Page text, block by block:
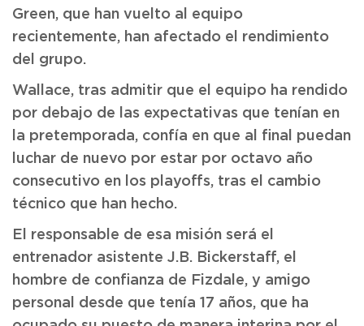
Green, que han vuelto al equipo
recientemente, han afectado el rendimiento
del grupo.
Wallace, tras admitir que el equipo ha rendido
por debajo de las expectativas que tenían en
la pretemporada, confía en que al final puedan
luchar de nuevo por estar por octavo año
consecutivo en los playoffs, tras el cambio
técnico que han hecho.
El responsable de esa misión será el
entrenador asistente J.B. Bickerstaff, el
hombre de confianza de Fizdale, y amigo
personal desde que tenía 17 años, que ha